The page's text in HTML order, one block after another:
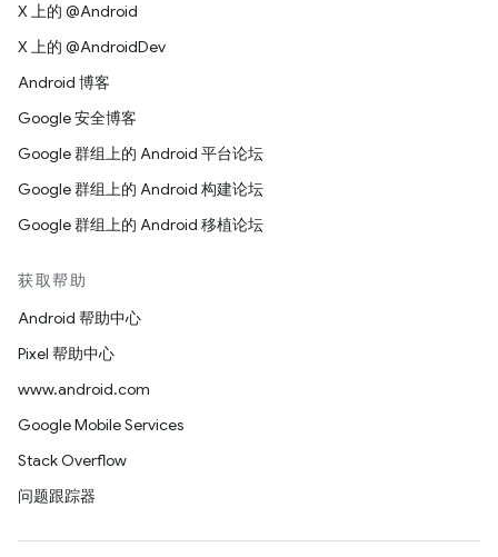
X 上的 @Android
X 上的 @AndroidDev
Android 博客
Google 安全博客
Google 群组上的 Android 平台论坛
Google 群组上的 Android 构建论坛
Google 群组上的 Android 移植论坛
获取帮助
Android 帮助中心
Pixel 帮助中心
www.android.com
Google Mobile Services
Stack Overflow
问题跟踪器